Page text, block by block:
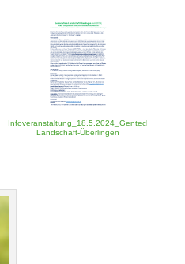
Infoveranstaltung_18.5.2024_Gentechfreie-
Landschaft-Überlingen